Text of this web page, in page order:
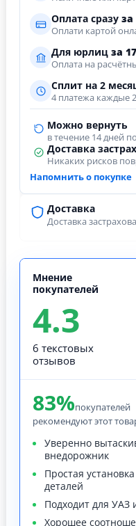
Доставка
Доставка
Оплата сразу за
Оплати картой
Для юрлиц за
Оплата на
Сплит на 2
4 платежа каждые
Можно вернуть
в течение 14 дней
Доставка
Никаких рисков
Напомнить о покупке
Мнение
покупателей
4.3
6 текстовых
отзывов
83%покупателей
рекомендуют этот
Уверенно
внедорожник
Простая
деталей
Подходит для УАЗ
Хорошее